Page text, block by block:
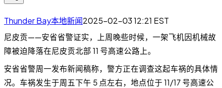
Thunder Bay本地新闻2025-02-03 12:21 EST
尼皮贡——安省省警证实，上周晚些时候，一架飞机因机械故
障被迫降落在尼皮贡北部 11 号高速公路上。
安省省警周一发布新闻稿称，警方正在调查这起车祸的具体情
况。车祸发生于周五下午 5 点左右，地点位于 11/17 号高速公